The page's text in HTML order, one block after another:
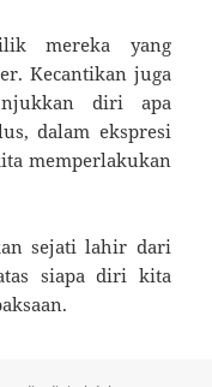
mereka yang
Kecantikan juga
diri apa
dalam ekspresi
memperlakukan
sejati lahir dari
siapa diri kita